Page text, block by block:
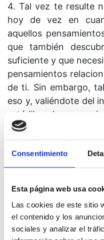
Consentimiento
Esta página web usa
Las cookies de este sitio
el contenido y los
sociales y analizar el
4. Tal vez te resulte
hoy de vez en
aquellos
que también
suficiente y que
pensamientos
de ti. Sin embargo,
eso y, valiéndote del
está libre de
la conciencia de
cual te reconoces a ti
creó. Confía en
acercarte a esa
5. Hoy te resultará
practicar la idea
puedas. Necesitas oír